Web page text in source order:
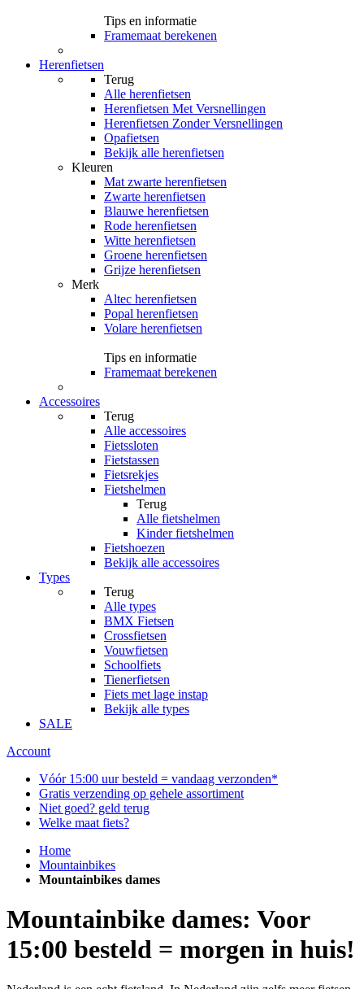
Tips en informatie
Framemaat berekenen
Herenfietsen
Terug
Alle herenfietsen
Herenfietsen Met Versnellingen
Herenfietsen Zonder Versnellingen
Opafietsen
Bekijk alle herenfietsen
Kleuren
Mat zwarte herenfietsen
Zwarte herenfietsen
Blauwe herenfietsen
Rode herenfietsen
Witte herenfietsen
Groene herenfietsen
Grijze herenfietsen
Merk
Altec herenfietsen
Popal herenfietsen
Volare herenfietsen
Tips en informatie
Framemaat berekenen
Accessoires
Terug
Alle accessoires
Fietssloten
Fietstassen
Fietsrekjes
Fietshelmen
Terug
Alle fietshelmen
Kinder fietshelmen
Fietshoezen
Bekijk alle accessoires
Types
Terug
Alle types
BMX Fietsen
Crossfietsen
Vouwfietsen
Schoolfiets
Tienerfietsen
Fiets met lage instap
Bekijk alle types
SALE
Account
Vóór 15:00 uur besteld = vandaag verzonden*
Gratis verzending op gehele assortiment
Niet goed? geld terug
Welke maat fiets?
Home
Mountainbikes
Mountainbikes dames
Mountainbike dames: Voor
15:00 besteld = morgen in huis!